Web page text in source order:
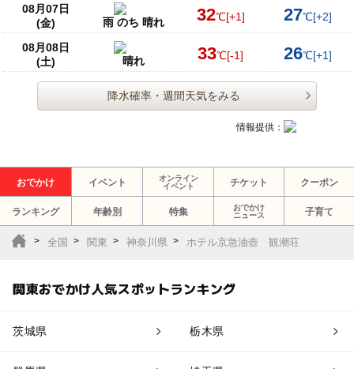
08月07日
(金)
雨 のち 晴れ 32℃[+1] 27℃[+2]
08月08日
(土)
晴れ 33℃[-1] 26℃[+1]
降水確率・週間天気をみる
情報提供：
おでかけ イベント
オンライン
イベント
チケット クーポン
ランキング 年齢別 特集
おでかけ
ニュース
子育て
全国 関東 神奈川県 ホテル京急油壺 観潮荘
関東おでかけ人気スポットランキング
茨城県 栃木県